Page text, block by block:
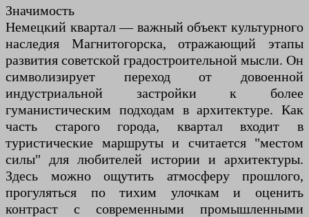
Значимость
Немецкий квартал — важный объект культурного
наследия Магнитогорска, отражающий этапы
развития советской градостроительной мысли. Он
символизирует переход от довоенной
индустриальной застройки к более
гуманистическим подходам в архитектуре. Как
часть старого города, квартал входит в
туристические маршруты и считается "местом
силы" для любителей истории и архитектуры.
Здесь можно ощутить атмосферу прошлого,
прогуляться по тихим улочкам и оценить
контраст с современными промышленными